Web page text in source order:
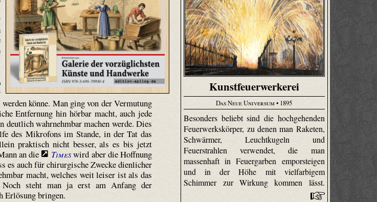
könne. Man ging von der Vermutung
Entfernung hin hörbar macht, auch jede
deutlich wahrnehmbar machen werde. Dies
des Mikrofons im Stande, in der Tat das
praktisch nicht besser, als es bis jetzt
an die
Timeswird aber die Hoffnung
es auch für chirurgische Zwecke dienlicher
macht, welches weit leiser ist als das
Noch steht man ja erst am Anfang der
Erlösung bringen.
Kunstfeuerwerkerei
Das Neue Universum• 1895
Besonders beliebt sind die hochgehenden
Feuerwerkskörper, zu denen man Raketen,
Schwärmer, Leuchtkugeln und
Feuerstrahlen verwendet, die man
massenhaft in Feuergarben emporsteigen
und in der Höhe mit vielfarbigem
Schimmer zur Wirkung kommen lässt.